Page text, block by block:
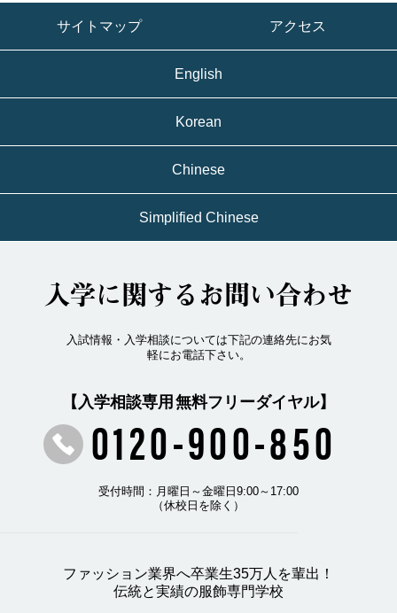
サイトマップ アクセス
English
Korean
Chinese
Simplified Chinese
入学に関するお問い合わせ
入試情報・入学相談については下記の連絡先にお気
軽にお電話下さい。
0120-900-850
【入学相談専用 無料フリーダイヤル】
受付時間：月曜日～金曜日9:00～17:00
（休校日を除く）
ファッション業界へ卒業生35万人を輩出！
伝統と実績の服飾専門学校